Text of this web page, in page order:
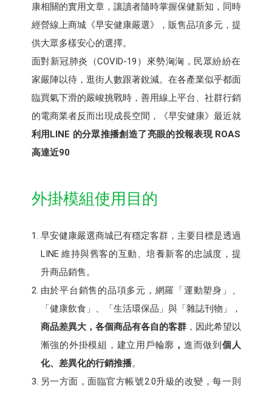
康相關的實用文章，讓讀者隨時掌握保健新知，同時
經營線上商城《早安健康嚴選》，販售品項多元，提
供大眾多樣安心的選擇。
面對新冠肺炎（COVID-19）來勢洶洶，民眾紛紛在
家嚴陣以待，逛街人數跟著銳減。在各產業似乎都面
臨買氣下滑的嚴峻挑戰時，善用線上平台、社群行銷
的電商業者反而出現成長空間，《早安健康》最近就
利用LINE 的分眾推播創造了亮眼的投報表現 ROAS
高達近90
外掛模組使用目的
早安健康嚴選商城已有穩定客群，主要目標是透過
LINE 維持與舊客的互動、培養新客的忠誠度，提
升商品銷售。
由於平台銷售的品項多元，網羅「運動塑身」、
「健康飲食」、「生活環保品」與「雜誌刊物」，
商品差異大，各個商品有各自的客群，因此希望以
漸強的外掛模組，建立用戶輪廓 ， 進而做到 個人
化、差異化的行銷推播。
另一方面，面臨官方帳號2.0升級的改變，每一則